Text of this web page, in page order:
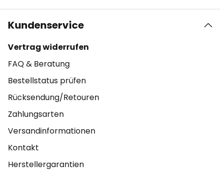
Kundenservice
Vertrag widerrufen
FAQ & Beratung
Bestellstatus prüfen
Rücksendung/Retouren
Zahlungsarten
Versandinformationen
Kontakt
Herstellergarantien